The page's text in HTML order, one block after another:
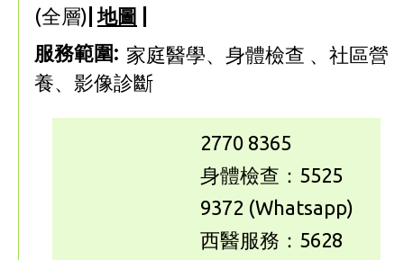
(全層) 地圖
服務範圍: 家庭醫學、身體檢查 、社區營
養、影像診斷
2770 8365
身體檢查：5525
9372 (Whatsapp)
西醫服務：5628